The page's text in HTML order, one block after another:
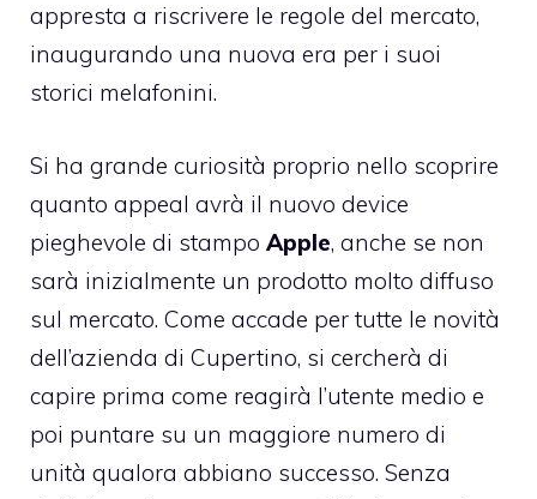
appresta a riscrivere le regole del mercato,
inaugurando una nuova era per i suoi
storici melafonini.
Si ha grande curiosità proprio nello scoprire
quanto appeal avrà il nuovo device
pieghevole di stampo Apple, anche se non
sarà inizialmente un prodotto molto diffuso
sul mercato. Come accade per tutte le novità
dell’azienda di Cupertino, si cercherà di
capire prima come reagirà l’utente medio e
poi puntare su un maggiore numero di
unità qualora abbiano successo. Senza